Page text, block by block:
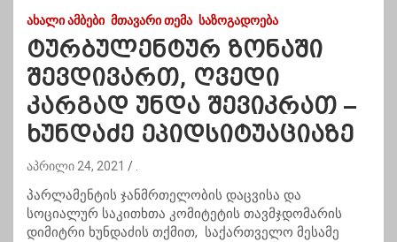
ᲐᲮᲐᲚᲘ ᲐᲛᲑᲔᲑᲘ ᲛᲗᲐᲕᲐᲠᲘ ᲗᲔᲛᲐ ᲡᲐᲖᲝᲒᲐᲓᲝᲔᲑᲐ
ტურბულენტურ ზონაში
შევდივართ, ღვედი
კარგად უნდა შევიკრათ –
ხუნდაძე ეპიდსიტუაციაზე
აპრილი 24, 2021
პარლამენტის ჯანმრთელობის დაცვისა და
სოციალურ საკითხთა კომიტეტის თავმჯდომარის
დიმიტრი ხუნდაძის თქმით, საქართველო მესამე